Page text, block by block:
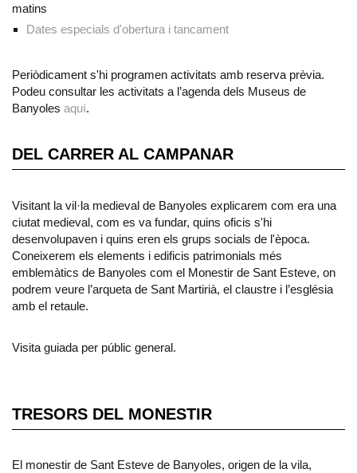
matins
Dates especials d'obertura i tancament
Periòdicament s'hi programen activitats amb reserva prèvia.
Podeu consultar les activitats a l’agenda dels Museus de
Banyoles aquí.
DEL CARRER AL CAMPANAR
Visitant la vil·la medieval de Banyoles explicarem com era una
ciutat medieval, com es va fundar, quins oficis s'hi
desenvolupaven i quins eren els grups socials de l'època.
Coneixerem els elements i edificis patrimonials més
emblemàtics de Banyoles com el Monestir de Sant Esteve, on
podrem veure l’arqueta de Sant Martirià, el claustre i l’església
amb el retaule.
Visita guiada per públic general.
TRESORS DEL MONESTIR
El monestir de Sant Esteve de Banyoles, origen de la vila,